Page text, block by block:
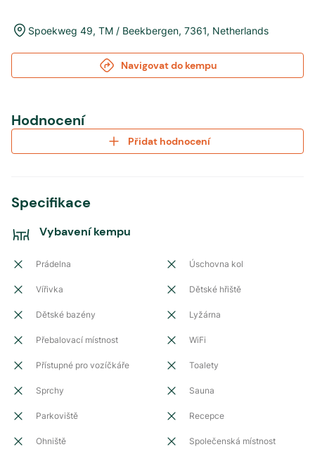
Spoekweg 49, TM / Beekbergen, 7361, Netherlands
Navigovat do kempu
Hodnocení
Přidat hodnocení
Specifikace
Vybavení kempu
Prádelna Úschovna kol
Vířivka Dětské hřiště
Dětské bazény Lyžárna
Přebalovací místnost WiFi
Přístupné pro vozíčkáře Toalety
Sprchy Sauna
Parkoviště Recepce
Ohniště Společenská místnost